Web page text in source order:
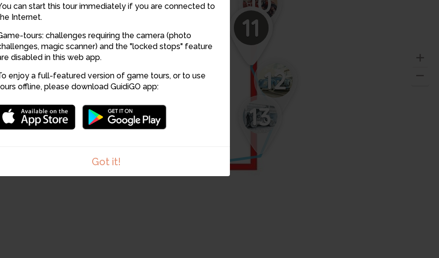
can start this tour immediately if you are connected to
Internet.
tours: challenges requiring the camera (photo
magic scanner) and the "locked stops" feature
disabled in this web app.
enjoy a full-featured version of game tours, or to use
offline, please download GuidiGO app:
Got it!
11
12
13
15